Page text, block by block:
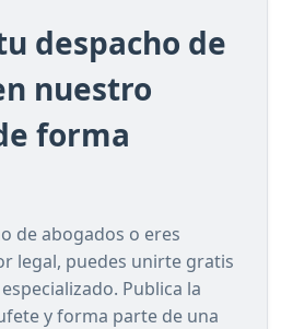
despacho de
nuestro
forma
de abogados o eres
legal, puedes unirte gratis
Publica la
y forma parte de una